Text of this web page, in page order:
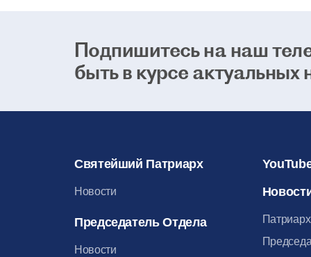
Подпишитесь на наш
быть в курсе актуальных
Святейший Патриарх
Новости
Председатель Отдела
Новости
Патриарх